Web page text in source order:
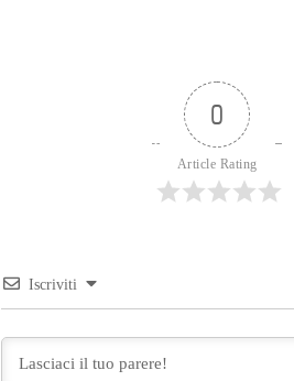
0
Article Rating
Iscriviti